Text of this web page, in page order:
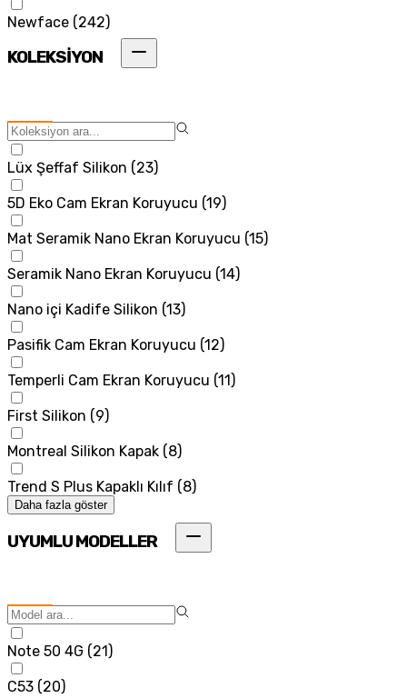
Newface (242)
KOLEKSİYON
Lüx Şeffaf Silikon (23)
5D Eko Cam Ekran Koruyucu (19)
Mat Seramik Nano Ekran Koruyucu (15)
Seramik Nano Ekran Koruyucu (14)
Nano içi Kadife Silikon (13)
Pasifik Cam Ekran Koruyucu (12)
Temperli Cam Ekran Koruyucu (11)
First Silikon (9)
Montreal Silikon Kapak (8)
Trend S Plus Kapaklı Kılıf (8)
Daha fazla göster
UYUMLU MODELLER
Note 50 4G (21 )
C53 (20)